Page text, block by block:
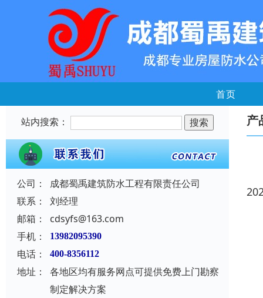
首页
站内搜索：
公司：
成都蜀禹建筑防水工程有限责任公司
联系：
刘经理
邮箱：
cdsyfs@163.com
手机：
13982095390
电话： 400-8356112
地址：
各地区均有服务网点可提供免费上门勘察
制定解决方案
产